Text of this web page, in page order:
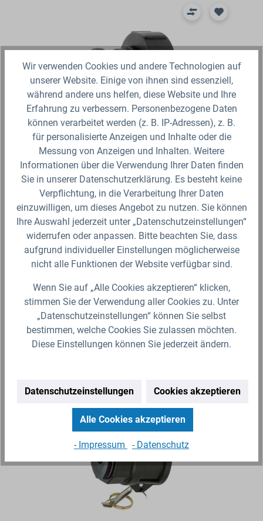
IBC Adapter S100x8 - DN 50 (2") Camlock
Stecker (Vaterteil)
IBC Adapter S100x8 (100mm) Grobgewinde mit
EPDM Dichtung auf 2 Zoll Camlock Stecker (Vaterteil)
aus PP-GF in Industrie Qualität.
13,99 €*
Lieferzeit 2-3 Werktage (Versand mit DHL Paket)
Zum Artikel
Wir verwenden Cookies und andere Technologien auf
unserer Website. Einige von ihnen sind essenziell,
während andere uns helfen, diese Website und Ihre
Erfahrung zu verbessern. Personenbezogene Daten
können verarbeitet werden (z. B. IP-Adressen), z. B.
für personalisierte Anzeigen und Inhalte oder die
Messung von Anzeigen und Inhalten. Weitere
Informationen über die Verwendung Ihrer Daten finden
Sie in unserer Datenschutzerklärung. Es besteht keine
Verpflichtung, in die Verarbeitung Ihrer Daten
einzuwilligen, um dieses Angebot zu nutzen. Sie können
Ihre Auswahl jederzeit unter „Datenschutzeinstellungen“
widerrufen oder anpassen. Bitte beachten Sie, dass
aufgrund individueller Einstellungen möglicherweise
nicht alle Funktionen der Website verfügbar sind.
Wenn Sie auf „Alle Cookies akzeptieren“ klicken,
stimmen Sie der Verwendung aller Cookies zu. Unter
„Datenschutzeinstellungen“ können Sie selbst
bestimmen, welche Cookies Sie zulassen möchten.
Diese Einstellungen können Sie jederzeit ändern.
Datenschutzeinstellungen Cookies akzeptieren
Alle Cookies akzeptieren
- Impressum - Datenschutz